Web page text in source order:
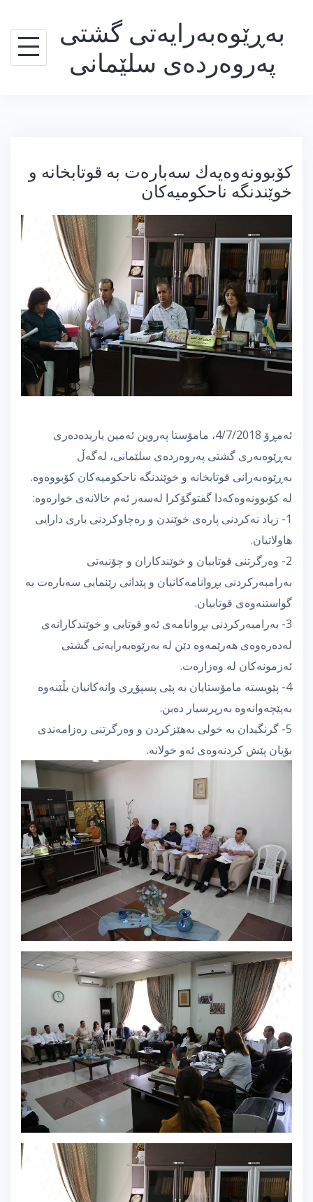
بەڕێوەبەرایەتی گشتی
پەروەردەی سلێمانی
كۆبوونەوەیەك سەبارەت بە قوتابخانه‌ و
خوێندنگه‌ ناحكومیه‌كان
ئەمڕۆ 4/7/2018، مامۆستا پەروین ئەمین یاریدەدەری
بەڕێوەبەری گشتی پەروەردەی سلێمانی، لەگەڵ
به‌ڕێوه‌به‌رانی قوتابخانه‌ و خوێندنگه‌ ناحكومیه‌كان كۆبووه‌وه‌.
لە كۆبوونەوەكەدا گفتوگۆكرا له‌سه‌ر ئه‌م خالانه‌ی خواره‌وه‌:
1- زیاد نه‌كردنی پاره‌ی خوێندن و ره‌چاوكردنی باری دارایی
هاولاتیان.
2- وه‌رگرتنی قوتابیان و خوێندكاران و چۆنیه‌تی
به‌رامبه‌ركردنی بڕوانامه‌كانیان و پێدانی رێنمایی سه‌باره‌ت به‌
گواستنه‌وه‌ی قوتابیان.
3- به‌رامبه‌ركردنی بڕوانامه‌ی ئه‌و قوتابی و خوێندكارانەی
له‌ده‌ره‌وه‌ی هه‌رێمەوە دێن له‌ به‌رێوه‌به‌رایه‌تی گشتی
ئه‌زمونه‌كان له‌ وه‌زاره‌ت.
4- پێویسته‌ مامۆستایان به‌ پێی پسپۆڕی وانه‌كانیان بڵێنه‌وه‌
به‌پێچه‌وانه‌وه‌ به‌رپرسیار ده‌بن.
5- گرنگیدان به‌ خولی به‌هێزكردن و وه‌رگرتنی ره‌زامه‌ندی
بۆیان پێش كردنه‌وه‌ی ئه‌و خولانه‌.